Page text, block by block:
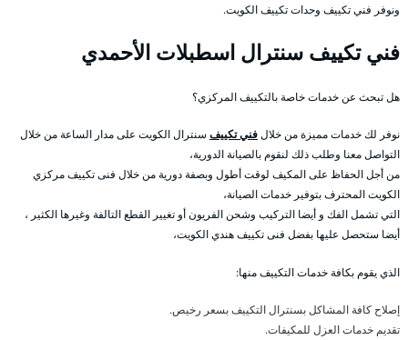
ونوفر فني تكييف وحدات تكييف الكويت.
فني تكييف سنترال اسطبلات الأحمدي
هل تبحث عن خدمات خاصة بالتكييف المركزي؟
نوفر لك خدمات مميزة من خلالفني تكييف سنترال الكويت على مدار الساعة من خلال
التواصل معنا وطلب ذلك لنقوم بالصيانة الدورية،
من أجل الحفاظ على المكيف لوقت أطول وبصفة دورية من خلال فنى تكييف مركزي
الكويت المحترف بتوفير خدمات الصيانة،
التي تشمل الفك و أيضا التركيب وشحن الفريون أو تغيير القطع التالفة وغيرها الكثير ،
أيضا ستحصل عليها بفضل فنى تكييف هندي الكويت،
الذي يقوم بكافة خدمات التكييف منها:
إصلاح كافة المشاكل بسنترال التكييف بسعر رخيص.
تقديم خدمات العزل للمكيفات.